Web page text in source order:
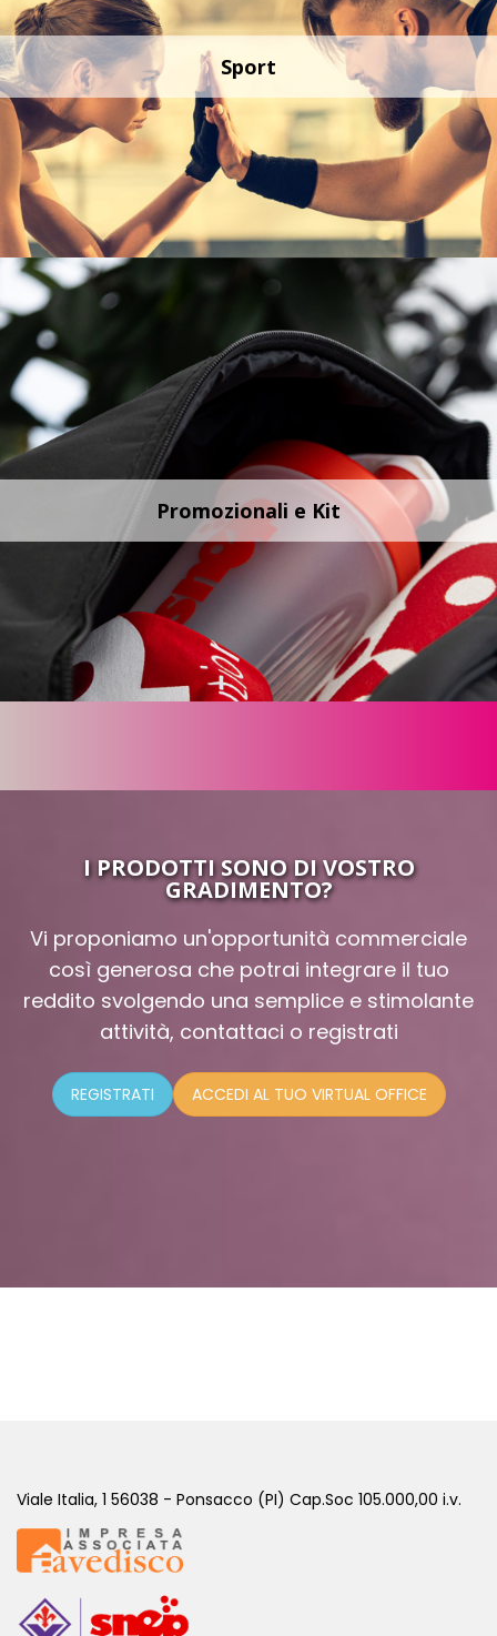
Sport
Promozionali e Kit
I PRODOTTI SONO DI VOSTRO
GRADIMENTO?
Vi proponiamo un'opportunità commerciale
così generosa che potrai integrare il tuo
reddito svolgendo una semplice e stimolante
attività, contattaci o registrati
REGISTRATI ACCEDI AL TUO VIRTUAL OFFICE
Viale Italia, 1 56038 - Ponsacco (PI) Cap.Soc 105.000,00 i.v.